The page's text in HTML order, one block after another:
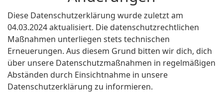
Diese Datenschutzerklärung wurde zuletzt am
04.03.2024 aktualisiert. Die datenschutzrechtlichen
Maßnahmen unterliegen stets technischen
Erneuerungen. Aus diesem Grund bitten wir dich, dich
über unsere Datenschutzmaßnahmen in regelmäßigen
Abständen durch Einsichtnahme in unsere
Datenschutzerklärung zu informieren.